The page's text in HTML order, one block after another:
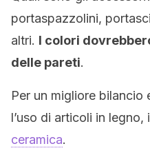
portaspazzolini,
altri. I colori
delle pareti.
Per un migliore bilancio
l’uso di articoli in
ceramica.